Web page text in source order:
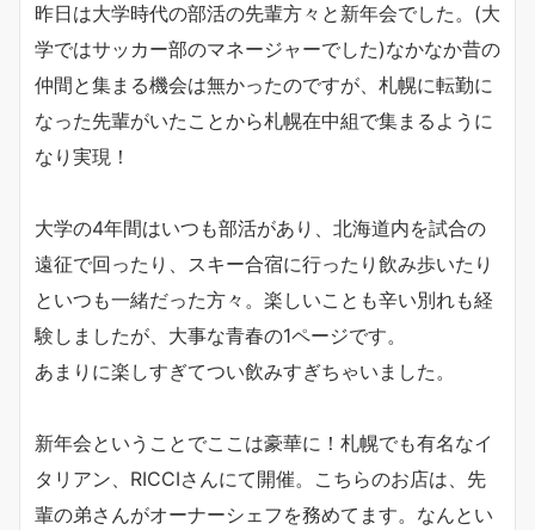
昨日は大学時代の部活の先輩方々と新年会でした。(大
学ではサッカー部のマネージャーでした)なかなか昔の
仲間と集まる機会は無かったのですが、札幌に転勤に
なった先輩がいたことから札幌在中組で集まるように
なり実現！
大学の4年間はいつも部活があり、北海道内を試合の
遠征で回ったり、スキー合宿に行ったり飲み歩いたり
といつも一緒だった方々。楽しいことも辛い別れも経
験しましたが、大事な青春の1ページです。
あまりに楽しすぎてつい飲みすぎちゃいました。
新年会ということでここは豪華に！札幌でも有名なイ
タリアン、RICCIさんにて開催。こちらのお店は、先
輩の弟さんがオーナーシェフを務めてます。なんとい